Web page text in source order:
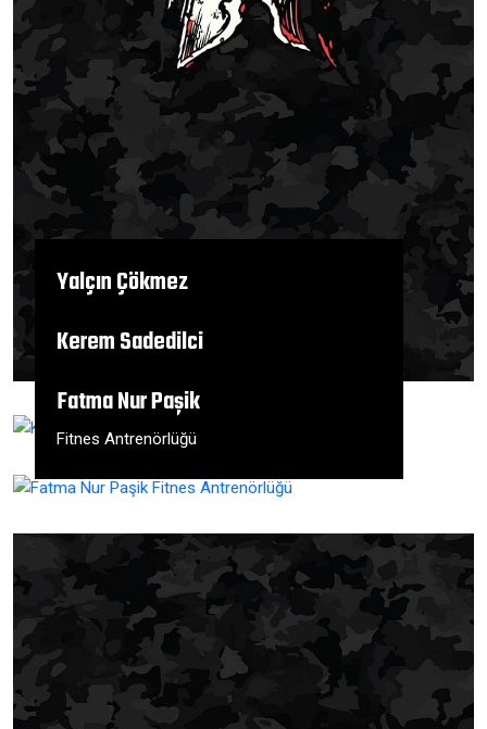
Yalçın Çökmez
Kerem Sadedilci
Fatma Nur Paşik
Fitnes Antrenörlüğü